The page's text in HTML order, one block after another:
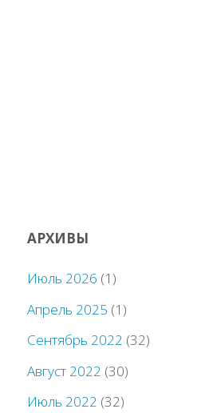
АРХИВЫ
Июль 2026 (1)
Апрель 2025 (1)
Сентябрь 2022 (32)
Август 2022 (30)
Июль 2022 (32)